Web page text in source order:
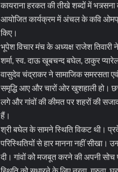
कायराना हरकत की तीखे शब्दों में
आयोजित कार्यक्रम में अंचल के कवि
किए।
भूपेश विचार मंच के अध्यक्ष राजेश तिवारी
शर्मा, स्व. दाऊ खूबचन्द बघेल, ठाकुर
वासुदेव चंद्राकर ने सामाजिक समरसता
समृद्धि आए और चारों ओर खुशहाली हो।
लगे और गांवों की कीमत पर शहरों की
हैं।
श्री बघेल के सामने स्थिति विकट थी।
परिस्थितियों से हार मानना नहीं सीखा।
दी। गांवों को मजबूत करने की अपनी